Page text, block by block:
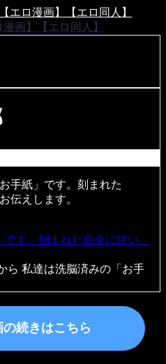
エロ漫画】【エロ同人】
画】【エロ同人】
す。刻まれた命令に従い、
ら 私達は洗脳済みの「お手
続きはこちら